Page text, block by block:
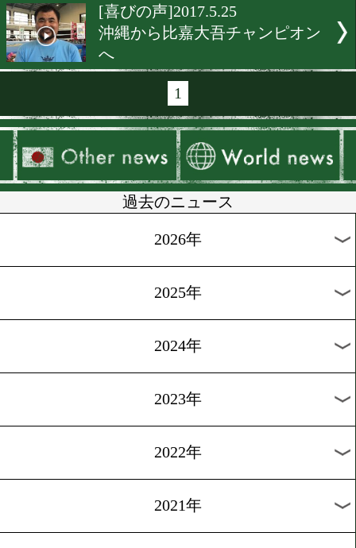
[独占インタビュー]2017.6.3
[インタビュー]2017.6.3
7月・8月はボクシングが熱
[インタビュー]2017.6.2
今野裕介 波乱を起こす!
[インタビュー]2017.5.30
仲里周麿 感謝と喜びを胸
ングへ
[喜びの声]2017.5.25
沖縄から比嘉大吾チャンピ
へ
1